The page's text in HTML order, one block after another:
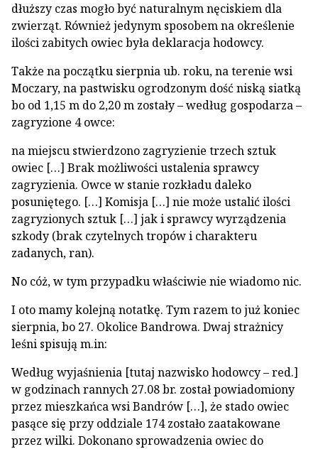
dłuższy czas mogło być naturalnym nęciskiem dla
zwierząt. Również jedynym sposobem na określenie
ilości zabitych owiec była deklaracja hodowcy.
Także na początku sierpnia ub. roku, na terenie wsi
Moczary, na pastwisku ogrodzonym dość niską siatką
bo od 1,15 m do 2,20 m zostały – według gospodarza –
zagryzione 4 owce:
na miejscu stwierdzono zagryzienie trzech sztuk
owiec […] Brak możliwości ustalenia sprawcy
zagryzienia. Owce w stanie rozkładu daleko
posuniętego. […] Komisja […] nie może ustalić ilości
zagryzionych sztuk […] jak i sprawcy wyrządzenia
szkody (brak czytelnych tropów i charakteru
zadanych, ran).
No cóż, w tym przypadku właściwie nie wiadomo nic.
I oto mamy kolejną notatkę. Tym razem to już koniec
sierpnia, bo 27. Okolice Bandrowa. Dwaj strażnicy
leśni spisują m.in:
Według wyjaśnienia [tutaj nazwisko hodowcy – red.]
w godzinach rannych 27.08 br. został powiadomiony
przez mieszkańca wsi Bandrów […], że stado owiec
pasące się przy oddziale 174 zostało zaatakowane
przez wilki. Dokonano sprowadzenia owiec do